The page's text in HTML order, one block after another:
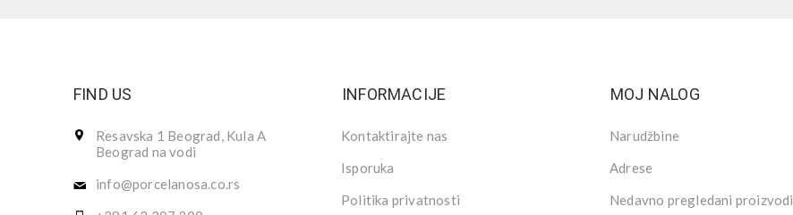
FIND US
Resavska 1 Beograd, Kula A
Beograd na vodi
info@porcelanosa.co.rs
INFORMACIJE
Kontaktirajte nas
Isporuka
Politika privatnosti
MOJ NALOG
Narudžbine
Adrese
Nedavno pregledani proizvodi